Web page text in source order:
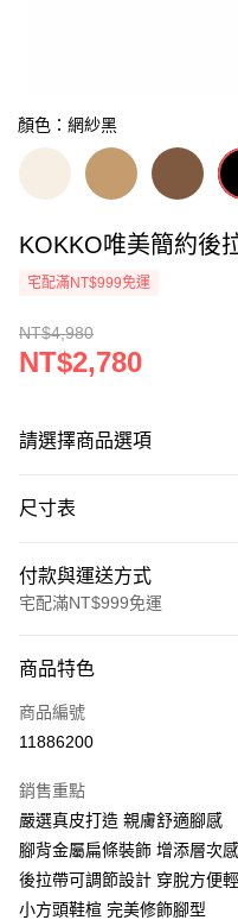
顏色：網紗黑
KOKKO唯美簡約後
宅配滿NT$999免運
NT$4,980
NT$2,780
請選擇商品選項
尺寸表
付款與運送方式
宅配滿NT$999免運
信用卡一次付款
LINE Pay
街口支付
悠遊付
AFTEE先享後付
商品特色
商品編號
11886200
銷售重點
嚴選真皮打造 親膚舒適腳感
腳背金屬扁條裝飾 增添層次感
後拉帶可調節設計 穿脫方便
小方頭鞋楦 完美修飾腳型